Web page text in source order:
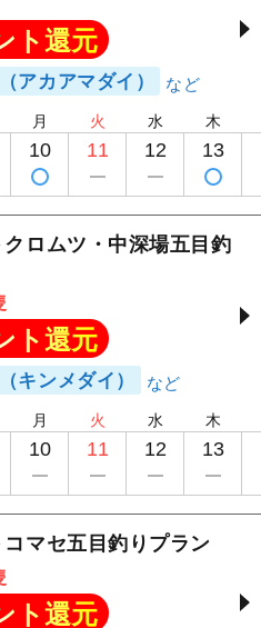
ト還元
アカアマダイ）
月
10
火
11
水
12
木
13
ロムツ・中深場五目釣
ト還元
キンメダイ）
月
10
火
11
水
12
木
13
マセ五目釣りプラン
ト還元